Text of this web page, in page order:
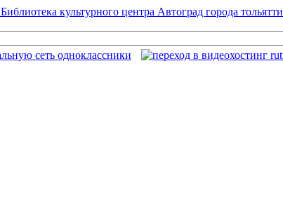
Библиотека культурного центра Автоград города тольятти